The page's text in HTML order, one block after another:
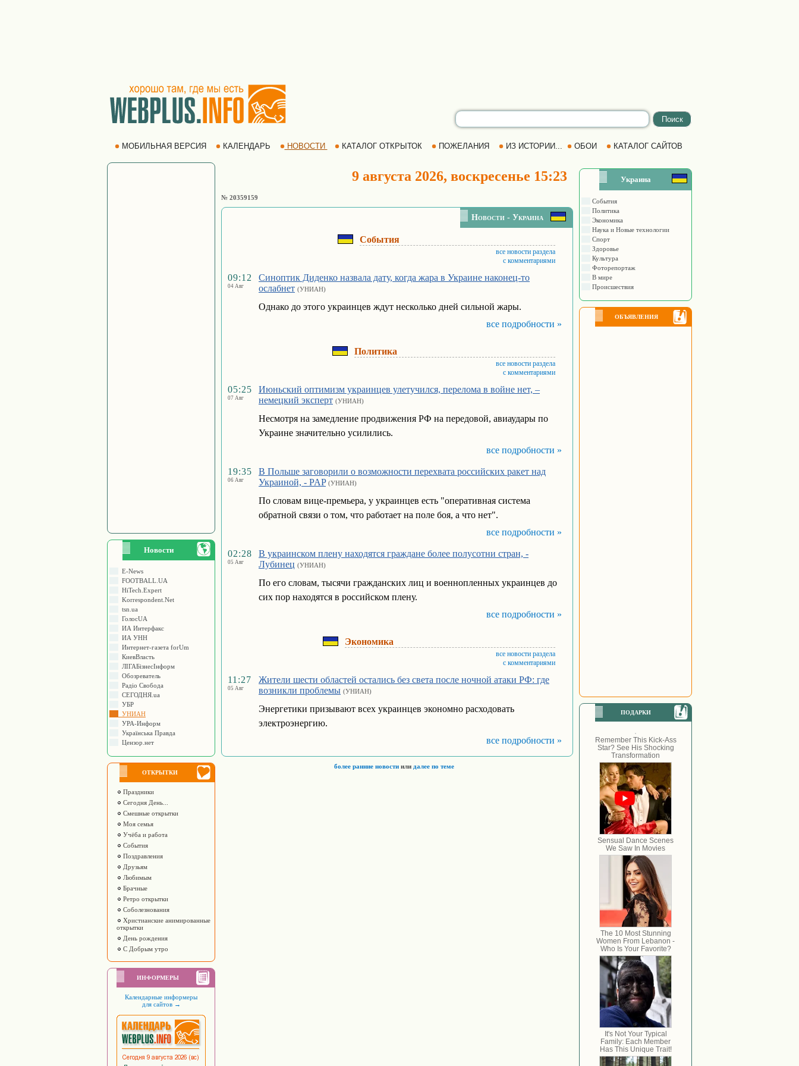
МОБИЛЬНАЯ ВЕРСИЯ КАЛЕНДАРЬ НОВОСТИ КАТАЛОГ ОТКРЫТОК ПОЖЕЛАНИЯ ИЗ ИСТОРИИ... ОБОИ КАТАЛОГ САЙТОВ
Новости
E-News
FOOTBALL.UA
HiTech.Expert
Korrespondent.Net
tsn.ua
ГолосUA
ИА Интерфакс
ИА УНН
Интернет-газета forUm
КиевВласть
ЛIГАБiзнесIнформ
Обозреватель
Радіо Свобода
СЕГОДНЯ.ua
УБР
УНИАН
УРА-Информ
Українська Правда
Цензор.нет
ОТКРЫТКИ
Праздники
Сегодня День...
Смешные открытки
Моя семья
Учёба и работа
События
Поздравления
Друзьям
Любимым
Брачные
Ретро открытки
Соболезнования
Христианские анимированные
открытки
День рождения
С Добрым утро
ИНФОРМЕРЫ
Календарные информеры
для сайтов →
9 августа 2026, воскресенье 15:23
№ 20359159
Новости - Украина
События
все новости раздела
с комментариями
09:12
04 Авг
Синоптик Диденко назвала дату, когда жара в Украине наконец-то
ослабнет (УНИАН)
Однако до этого украинцев ждут несколько дней сильной жары.
все подробности »
Политика
все новости раздела
с комментариями
05:25
07 Авг
Июньский оптимизм украинцев улетучился, перелома в войне нет, –
немецкий эксперт (УНИАН)
Несмотря на замедление продвижения РФ на передовой, авиаудары по
Украине значительно усилились.
все подробности »
19:35
06 Авг
В Польше заговорили о возможности перехвата российских ракет над
Украиной, - PAP (УНИАН)
По словам вице-премьера, у украинцев есть "оперативная система
обратной связи о том, что работает на поле боя, а что нет".
все подробности »
02:28
05 Авг
В украинском плену находятся граждане более полусотни стран, -
Лубинец (УНИАН)
По его словам, тысячи гражданских лиц и военнопленных украинцев до
сих пор находятся в российском плену.
все подробности »
Экономика
все новости раздела
с комментариями
11:27
05 Авг
Жители шести областей остались без света после ночной атаки РФ: где
возникли проблемы (УНИАН)
Энергетики призывают всех украинцев экономно расходовать
электроэнергию.
все подробности »
более ранние новости или далее по теме
Украина
События
Политика
Экономика
Наука и Новые технологии
Спорт
Здоровье
Культура
Фоторепортаж
В мире
Происшествия
ОБЪЯВЛЕНИЯ
ПОДАРКИ